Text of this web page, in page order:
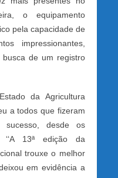
o equipamento
pela capacidade de
impressionantes,
de um registro
da Agricultura
a todos que fizeram
desde os
‘‘A 13ª edição da
trouxe o melhor
em evidência a